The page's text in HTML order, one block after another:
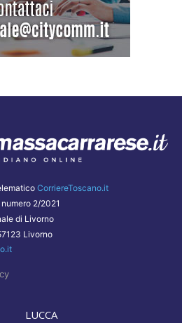
CorriereToscano.it
2/2021
di Livorno
Livorno
LUCCA